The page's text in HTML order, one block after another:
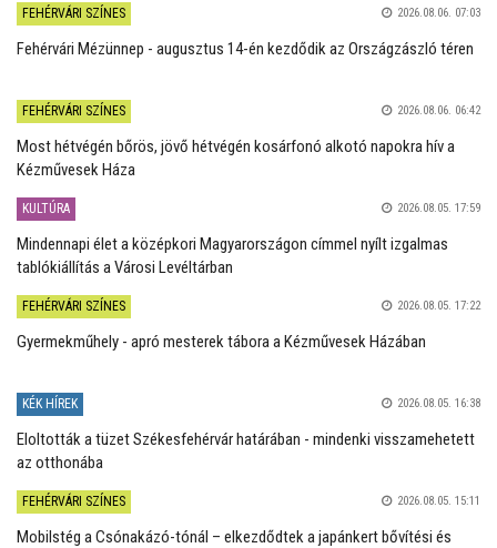
FEHÉRVÁRI SZÍNES 2026.08.06. 07:03
Fehérvári Mézünnep - augusztus 14-én kezdődik az Országzászló téren
FEHÉRVÁRI SZÍNES 2026.08.06. 06:42
Most hétvégén bőrös, jövő hétvégén kosárfonó alkotó napokra hív a
Kézművesek Háza
KULTÚRA 2026.08.05. 17:59
Mindennapi élet a középkori Magyarországon címmel nyílt izgalmas
tablókiállítás a Városi Levéltárban
FEHÉRVÁRI SZÍNES 2026.08.05. 17:22
Gyermekműhely - apró mesterek tábora a Kézművesek Házában
KÉK HÍREK 2026.08.05. 16:38
Eloltották a tüzet Székesfehérvár határában - mindenki visszamehetett
az otthonába
FEHÉRVÁRI SZÍNES 2026.08.05. 15:11
Mobilstég a Csónakázó-tónál – elkezdődtek a japánkert bővítési és